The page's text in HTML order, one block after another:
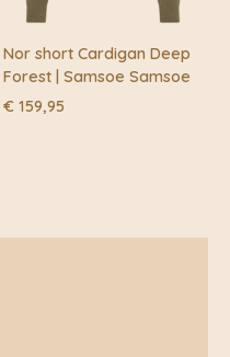
Nor short Cardigan Deep
Forest | Samsoe Samsoe
€ 159,95